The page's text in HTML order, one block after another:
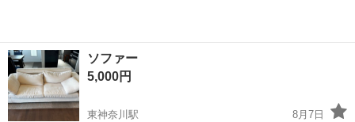
ソファー
5,000円
東神奈川駅
8月7日